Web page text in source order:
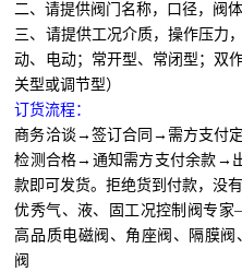
二、请提供阀门名称，口径，阀
三、请提供工况介质，操作压力
动、电动；常开型、常闭型；双
关型或调节型）
订货流程：
商务洽谈→签订合同→需方支付
检测合格→通知需方支付余款→
款即可发货。拒绝货到付款，没
优秀气、液、固工况控制阀专
高品质电磁阀、角座阀、隔膜
阀